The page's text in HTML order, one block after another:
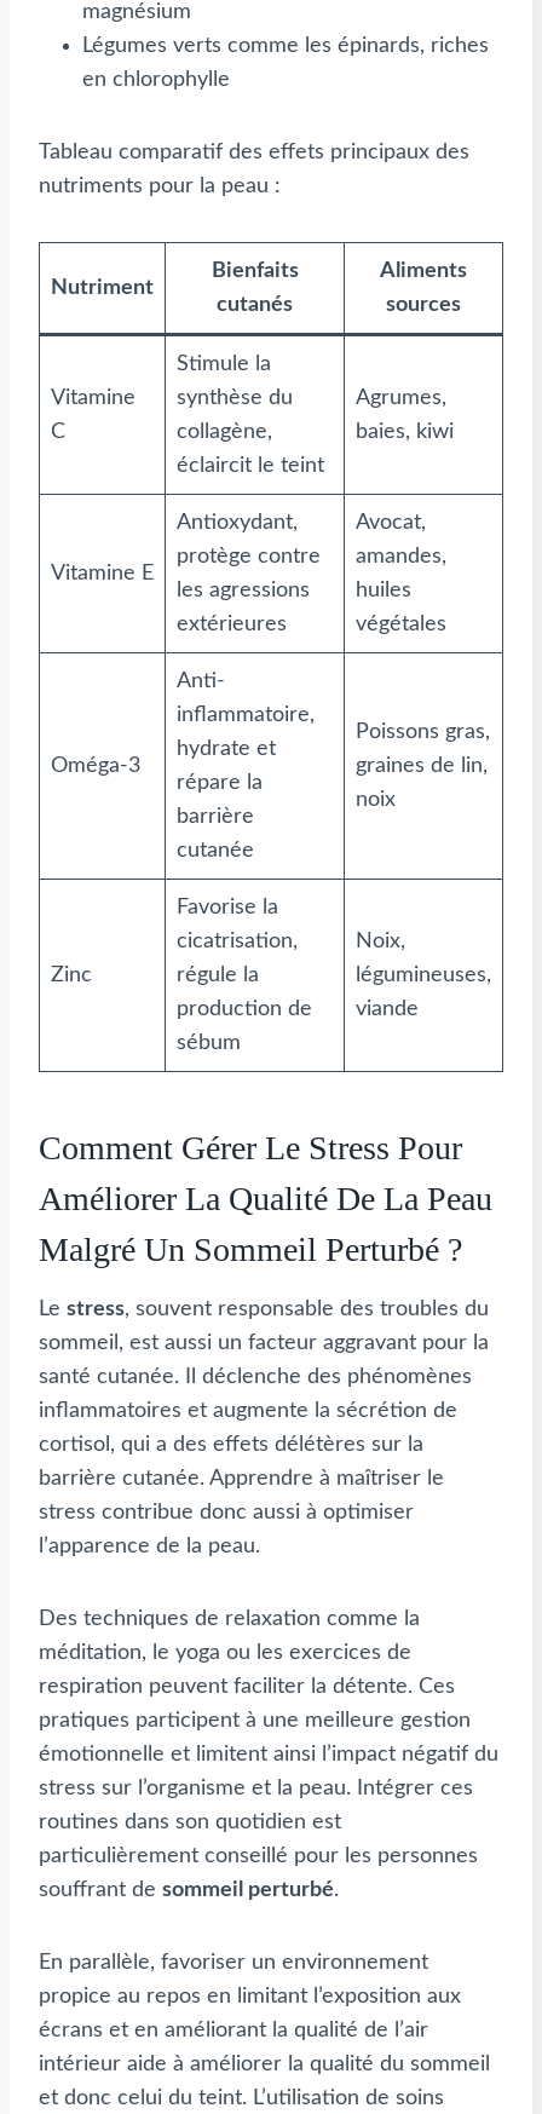
magnésium
Légumes verts comme les épinards, riches
en chlorophylle
Tableau comparatif des effets principaux des
nutriments pour la peau :
Nutriment
Bienfaits
cutanés
Aliments
sources
Vitamine
C
Stimule la
synthèse du
collagène,
éclaircit le teint
Agrumes,
baies, kiwi
Vitamine E
Antioxydant,
protège contre
les agressions
extérieures
Avocat,
amandes,
huiles
végétales
Oméga-3
Anti-
inflammatoire,
hydrate et
répare la
barrière
cutanée
Poissons gras,
graines de lin,
noix
Zinc
Favorise la
cicatrisation,
régule la
production de
sébum
Noix,
légumineuses,
viande
Comment Gérer Le Stress Pour
Améliorer La Qualité De La Peau
Malgré Un Sommeil Perturbé ?
Le stress, souvent responsable des troubles du
sommeil, est aussi un facteur aggravant pour la
santé cutanée. Il déclenche des phénomènes
inflammatoires et augmente la sécrétion de
cortisol, qui a des effets délétères sur la
barrière cutanée. Apprendre à maîtriser le
stress contribue donc aussi à optimiser
l’apparence de la peau.
Des techniques de relaxation comme la
méditation, le yoga ou les exercices de
respiration peuvent faciliter la détente. Ces
pratiques participent à une meilleure gestion
émotionnelle et limitent ainsi l’impact négatif du
stress sur l’organisme et la peau. Intégrer ces
routines dans son quotidien est
particulièrement conseillé pour les personnes
souffrant de sommeil perturbé.
En parallèle, favoriser un environnement
propice au repos en limitant l’exposition aux
écrans et en améliorant la qualité de l’air
intérieur aide à améliorer la qualité du sommeil
et donc celui du teint. L’utilisation de soins